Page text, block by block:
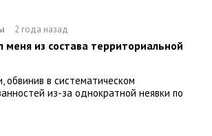
2 года назад
меня из состава территориальной
обвинив в систематическом
из-за однократной неявки по